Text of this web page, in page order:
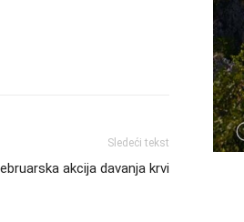
Sledeći tekst
akcija davanja krvi